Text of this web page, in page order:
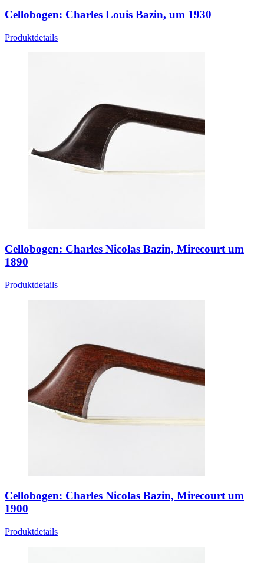
Cellobogen: Charles Louis Bazin, um 1930
Produktdetails
Cellobogen: Charles Nicolas Bazin, Mirecourt um
1890
Produktdetails
Cellobogen: Charles Nicolas Bazin, Mirecourt um
1900
Produktdetails